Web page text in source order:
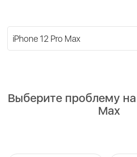
Выберите проблему на
Max